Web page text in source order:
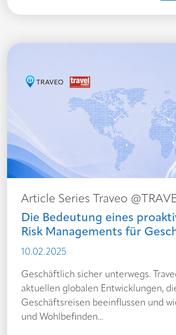
Article Series Traveo
Die Bedeutung eines
Risk Managements für
10.02.2025
Geschäftlich sicher unterwegs.
aktuellen globalen Entwicklungen,
Geschäftsreisen beeinflussen und
und Wohlbefinden...